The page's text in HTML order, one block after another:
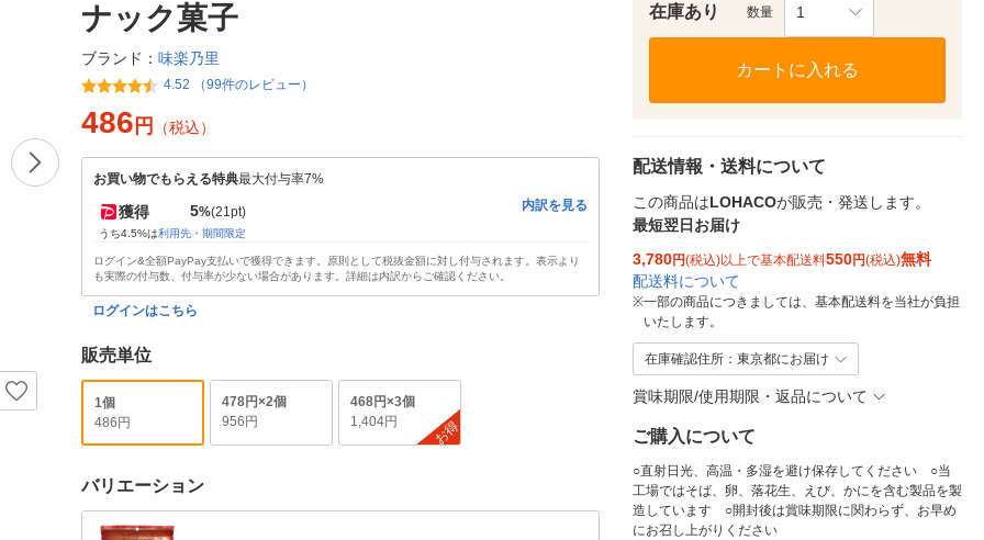
ナック菓子
ブランド： 味楽乃里
4.52 （99件のレビュー）
486 円 （税込）
お買い物でもらえる特典最大付与率7%
獲得 5%(21pt)
うち4.5%は利用先・期間限定
内訳を見る
ログイン&全額PayPay支払いで獲得できます。原則として税抜金額に対し付与されます。表示より
も実際の付与数、付与率が少ない場合があります。詳細は内訳からご確認ください。
ログインはこちら
販売単位
1個
486円
478円×2個
956円
468円×3個
1,404円
お得
バリエーション
在庫あり 数量 1
カートに入れる
配送情報・送料について
この商品はLOHACOが販売・発送します。
最短翌日お届け
3,780円(税込)以上で基本配送料550円(税込)無料
配送料について
※一部の商品につきましては、基本配送料を当社が負担
いたします。
在庫確認住所：東京都にお届け
賞味期限/使用期限・返品について
ご購入について
○直射日光、高温・多湿を避け保存してください ○当
工場ではそば、卵、落花生、えび、かにを含む製品を製
造しています ○開封後は賞味期限に関わらず、お早め
にお召し上がりください